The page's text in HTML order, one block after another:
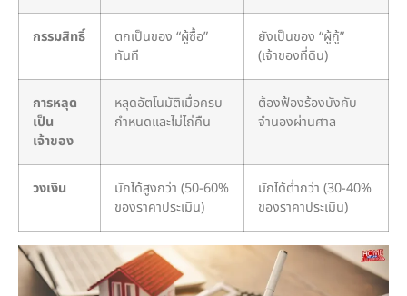
กรรมสิทธิ์
ตกเป็นของ “ผู้ซื้อ”
ทันที
ยังเป็นของ “ผู้กู้”
(เจ้าของที่ดิน)
การหลุด
เป็น
เจ้าของ
หลุดอัตโนมัติเมื่อครบ
กำหนดและไม่ไถ่คืน
ต้องฟ้องร้องบังคับ
จำนองผ่านศาล
วงเงิน
มักได้สูงกว่า (50-60%
ของราคาประเมิน)
มักได้ต่ำกว่า (30-40%
ของราคาประเมิน)